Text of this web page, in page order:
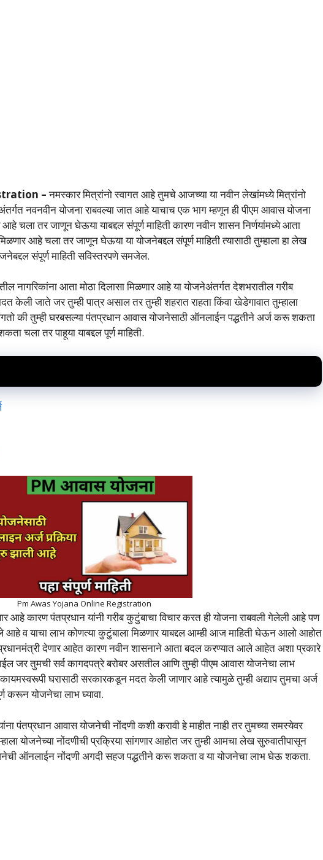
–नमस्कार मित्रांनो स्वागत आहे तुमचे आजच्या या नवीन लेखांमध्ये मित्रांनो
नवनवीन योजना राबवल्या जात आहे याचाच एक भाग म्हणून ही पीएम आवास योजना
चला तर जाणून घेऊया याबद्दल संपूर्ण माहिती कारण नवीन शासन निर्णयांमध्ये आता
आहे चला तर जाणून घेऊया या योजनेबद्दल संपूर्ण माहिती त्यासाठी तुम्हाला हा लेख
संपूर्ण माहिती सविस्तरपणे समजेल.
नागरिकांना आता मोठा दिलासा मिळणार आहे या योजनेअंतर्गत देशभरातील गरीब
केली जाते जर तुम्ही पात्र असाल तर तुम्ही शहरात राहता किंवा खेडेगावात तुम्हाला
की तुम्ही घरबसल्या पंतप्रधान आवास योजनेसाठी ऑनलाईन पद्धतीने अर्ज करू शकता
चला तर पाहूया याबद्दल पूर्ण माहिती.
Pm Awas Yojana Online Registration
आहे कारण पंतप्रधान यांनी गरीब कुटुंबाचा विचार करत ही योजना राबवली गेलेली आहे पण
व याचा लाभ कोणत्या कुटुंबाला मिळणार याबद्दल आम्ही आज माहिती घेऊन आलो आहोत
प्रधानमंत्री देणार आहेत कारण नवीन शासनाने आता बदल करण्यात आले आहेत अशा प्रकारे
जर तुमची सर्व कागदपत्रे बरोबर असतील आणि तुम्ही पीएम आवास योजनेचा लाभ
घरासाठी सरकारकडून मदत केली जाणार आहे त्यामुळे तुम्ही अद्याप तुमचा अर्ज
करून योजनेचा लाभ घ्यावा.
आवास योजनेची नोंदणी कशी करावी हे माहीत नाही तर तुमच्या समस्येवर
योजनेच्या नोंदणीची प्रक्रिया सांगणार आहोत जर तुम्ही आमचा लेख सुरुवातीपासून
ऑनलाईन नोंदणी अगदी सहज पद्धतीने करू शकता व या योजनेचा लाभ घेऊ शकता.